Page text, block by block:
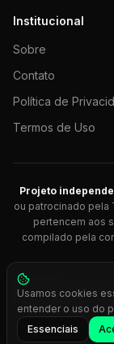
Institucional
Sobre
Contato
Política de
Termos de Uso
Projeto
ou patrocinado pela
pertencem aos
compilado pela
© 2026 Dicionário
Protheus.
Usamos cookies
entender o uso do
Essenciais